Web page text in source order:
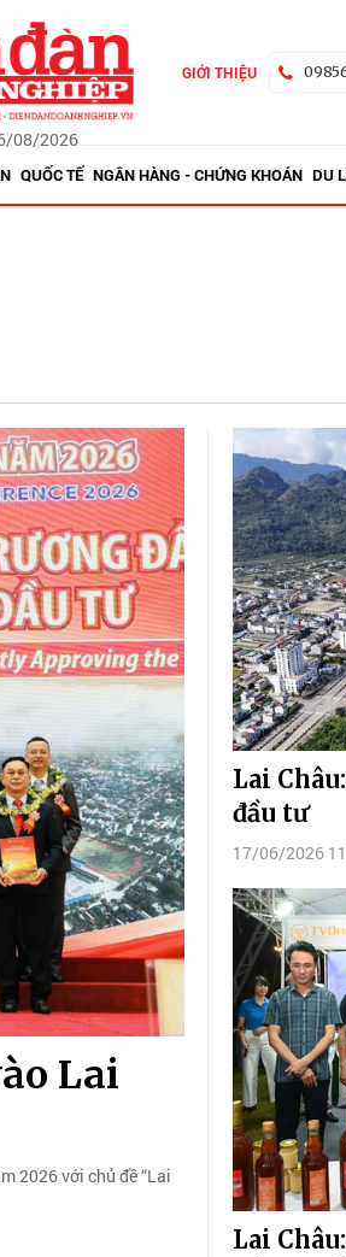
08/2026
GIỚI THIỆU
QUỐC TẾ NGÂN HÀNG - CHỨNG KHOÁN DU
Lai
2026 với chủ đề “Lai
Lai
đầu tư
17/06/2026
Lai